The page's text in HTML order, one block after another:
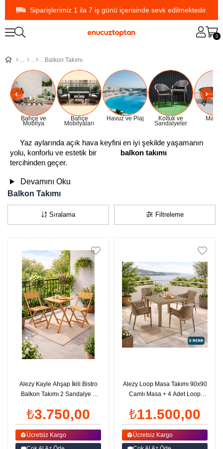
Siparişlerimiz 1 ila 7 iş günü içerisinde sevk edilmektedir.
0
Balkon Takımı
Bahçe ve
Mobilya
Bahçe
Mobilyaları
Havuz ve Plaj Koltuk ve
Sandalyeler
Yaz aylarında açık hava keyfini en iyi şekilde yaşamanın
yolu, konforlu ve estetik bir
balkon takımı
tercihinden geçer.
Devamını Oku
Balkon Takımı
Filtreleme
Sıralama
Alezy Kayle Ahşap İkili Bistro
Balkon Takımı 2 Sandalye +
₺3.750,00
Ücretsiz Kargo
Alezy Loop Masa Takımı 90x90
Camlı Masa + 4 Adet Loop
₺11.500,00
Ücretsiz Kargo